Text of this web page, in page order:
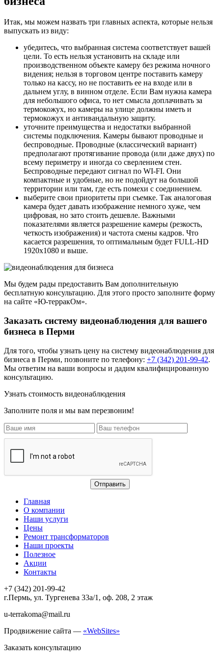
Итак, мы можем назвать три главных аспекта, которые нельзя
выпускать из виду:
убедитесь, что выбранная система соответствует вашей
цели. То есть нельзя установить на складе или
производственном объекте камеру без режима ночного
видения; нельзя в торговом центре поставить камеру
только на кассу, но не поставить ее на входе или в
дальнем углу, в винном отделе. Если Вам нужна камера
для небольшого офиса, то нет смысла доплачивать за
термокожух, но камеры на улице должны иметь и
термокожух и антивандальную защиту.
уточните преимущества и недостатки выбранной
системы подключения. Камеры бывают проводные и
беспроводные. Проводные (классический вариант)
предполагают протягивание провода (или даже двух) по
всему периметру и иногда со сверлением стен.
Беспроводные передают сигнал по WI-FI. Они
компактные и удобные, но не подойдут на большой
территории или там, где есть помехи с соединением.
выберите свои приоритеты при съемке. Так аналоговая
камера будет давать изображение немного хуже, чем
цифровая, но зато стоить дешевле. Важными
показателями является разрешение камеры (резкость,
четкость изображения) и частота смены кадров. Что
касается разрешения, то оптимальным будет FULL-HD
1920x1080 и выше.
Мы будем рады предоставить Вам дополнительную
бесплатную консультацию. Для этого просто заполните форму
на сайте «Ю-терракОм».
Заказать систему видеонаблюдения для вашего
бизнеса в Перми
Для того, чтобы узнать цену на систему видеонаблюдения для
бизнеса в Перми, позвоните по телефону: +7 (342) 201-99-42.
Мы ответим на ваши вопросы и дадим квалифицированную
консультацию.
Узнать стоимость видеонаблюдения
Заполните поля и мы вам перезвоним!
Главная
О компании
Наши услуги
Цены
Ремонт трансформаторов
Наши проекты
Полезное
Акции
Контакты
+7 (342) 201-99-42
г.Пермь, ул. Тургенева 33а/1, оф. 208, 2 этаж
u-terrakoma@mail.ru
Продвижение сайта — «WebSites»
Заказать консультацию